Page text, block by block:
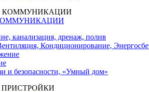
канализация, дренаж, полив
Кондиционирование,
и безопасности, «Умный дом»